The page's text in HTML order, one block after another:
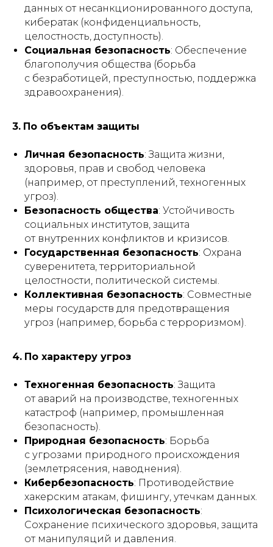
данных от несанкционированного доступа,
кибератак (конфиденциальность,
целостность, доступность).
Социальная безопасность: Обеспечение
благополучия общества (борьба
с безработицей, преступностью, поддержка
здравоохранения).
3. По объектам защиты
Личная безопасность: Защита жизни,
здоровья, прав и свобод человека
(например, от преступлений, техногенных
угроз).
Безопасность общества: Устойчивость
социальных институтов, защита
от внутренних конфликтов и кризисов.
Государственная безопасность: Охрана
суверенитета, территориальной
целостности, политической системы.
Коллективная безопасность: Совместные
меры государств для предотвращения
угроз (например, борьба с терроризмом).
4. По характеру угроз
Техногенная безопасность: Защита
от аварий на производстве, техногенных
катастроф (например, промышленная
безопасность).
Природная безопасность: Борьба
с угрозами природного происхождения
(землетрясения, наводнения).
Кибербезопасность: Противодействие
хакерским атакам, фишингу, утечкам данных.
Психологическая безопасность:
Сохранение психического здоровья, защита
от манипуляций и давления.